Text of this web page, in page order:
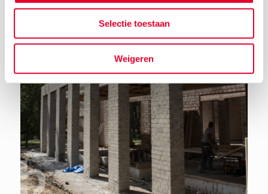
Selectie toestaan
Weigeren